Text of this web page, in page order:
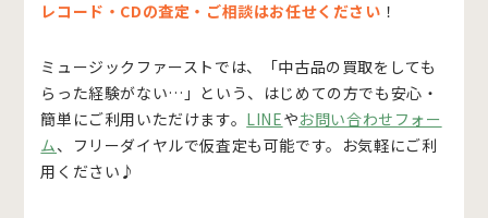
レコード・CDの査定・ご相談はお任せください ！
ミュージックファーストでは、「中古品の買取をしても
らった経験がない…」という、はじめての方でも安心・
簡単にご利用いただけます。 LINEやお問い合わせフォー
ム、フリーダイヤルで仮査定も可能です。お気軽にご利
用ください♪